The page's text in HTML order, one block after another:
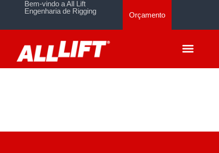
Bem-vindo a All Lift
Engenharia de Rigging
Orçamento